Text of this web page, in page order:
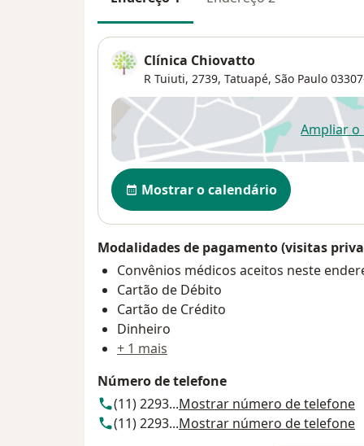
Clínica Chiovatto
R Tuiuti, 2739, Tatuapé, São Paulo
Ampliar o
Disponibilidade
Mostrar o calendário
Modalidades de pagamento (visitas
Convênios médicos aceitos neste
Cartão de Débito
Cartão de Crédito
Dinheiro
+ 1 mais
Número de telefone
(11) 2293...Mostrar número de telefone
(11) 2293...Mostrar número de telefone